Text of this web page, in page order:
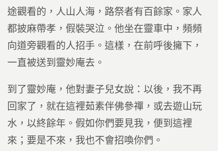
途觀看的，人山人海，路祭者有百餘家。家人
都披麻帶孝，假裝哭泣。他坐在靈車中，頻頻
向道旁觀看的人招手。這樣，在前呼後擁下，
一直被送到靈妙庵去。
到了靈妙庵，他對妻子兒女說：以後，我不再
回家了，就在這裡茹素伴佛參禪，或去遊山玩
水，以終餘年。假如你們要見我，便到這裡
來；要是不來，我也不會招喚你們。